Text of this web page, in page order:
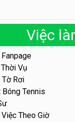
Việc
Vụ
Tờ Rơi
Bóng Tennis
Việc Theo Giờ